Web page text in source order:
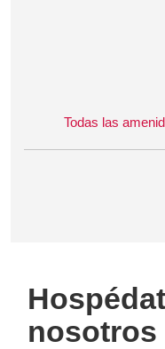
Todas las
nosotros